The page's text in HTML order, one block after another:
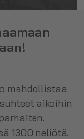
mahdollistaa
aikoihin
1300 neliötä.